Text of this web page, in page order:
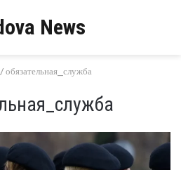
News
/обязательная_служба